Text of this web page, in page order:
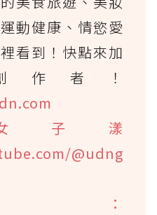
動健康、情慾愛
看到！快點來加
作者！
子漾
@udng
：